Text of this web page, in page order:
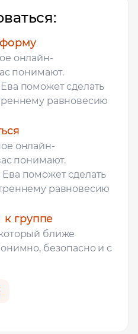
онлайн-
понимают.
поможет сделать
равновесию
онлайн-
понимают.
поможет сделать
равновесию
группе
ближе
безопасно и с